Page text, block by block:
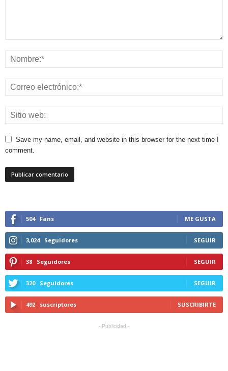
Save my name, email, and website in this browser for the next time I
comment.
504 Fans ME GUSTA
3,024 Seguidores SEGUIR
38 Seguidores SEGUIR
320 Seguidores SEGUIR
492 suscriptores SUSCRIBIRTE
- Publicidad -